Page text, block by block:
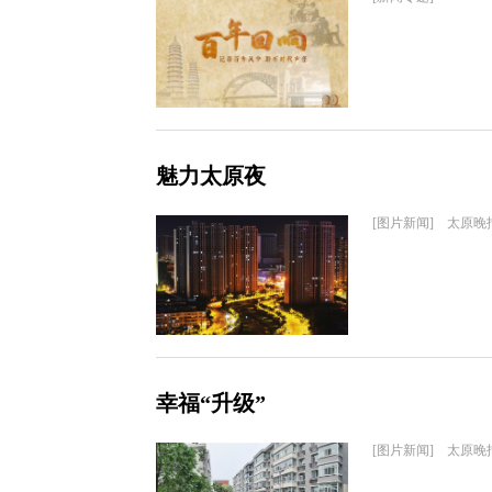
魅力太原夜
[图片新闻] 太原晚
幸福“升级”
[图片新闻] 太原晚